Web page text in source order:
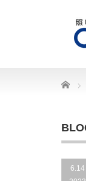
Home
6.14